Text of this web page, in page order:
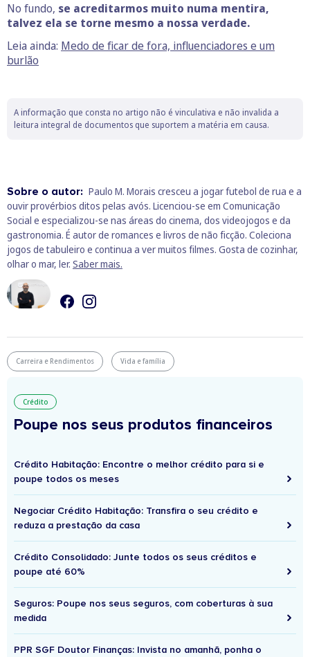
No fundo, se acreditarmos muito numa mentira,
talvez ela se torne mesmo a nossa verdade.
Leia ainda: Medo de ficar de fora, influenciadores e um
burlão
A informação que consta no artigo não é vinculativa e não invalida a
leitura integral de documentos que suportem a matéria em causa.
Sobre o autor: Paulo M. Morais cresceu a jogar futebol de rua e a
ouvir provérbios ditos pelas avós. Licenciou-se em Comunicação
Social e especializou-se nas áreas do cinema, dos videojogos e da
gastronomia. É autor de romances e livros de não ficção. Coleciona
jogos de tabuleiro e continua a ver muitos filmes. Gosta de cozinhar,
olhar o mar, ler. Saber mais.
Carreira e Rendimentos Vida e família
Crédito
Poupe nos seus produtos financeiros
Crédito Habitação: Encontre o melhor crédito para si e
poupe todos os meses
Negociar Crédito Habitação: Transfira o seu crédito e
reduza a prestação da casa
Crédito Consolidado: Junte todos os seus créditos e
poupe até 60%
Seguros: Poupe nos seus seguros, com coberturas à sua
medida
PPR SGF Doutor Finanças: Invista no amanhã, ponha o